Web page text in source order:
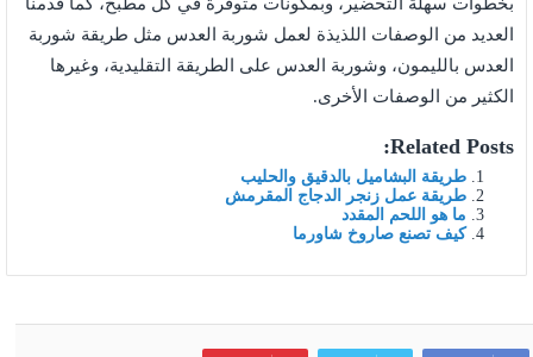
العديد من الوصفات اللذيذة لعمل شوربة العدس مثل طريقة شوربة
العدس بالليمون، وشوربة العدس على الطريقة التقليدية، وغيرها
الكثير من الوصفات الأخرى.
Related Posts:
طريقة البشاميل بالدقيق والحليب
طريقة عمل زنجر الدجاج المقرمش
ما هو اللحم المقدد
كيف تصنع صاروخ شاورما